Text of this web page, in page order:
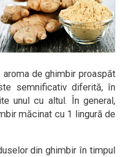
de ghimbir proaspăt
semnificativ diferită, în
unul cu altul. În general,
măcinat cu 1 lingură de
din ghimbir în timpul